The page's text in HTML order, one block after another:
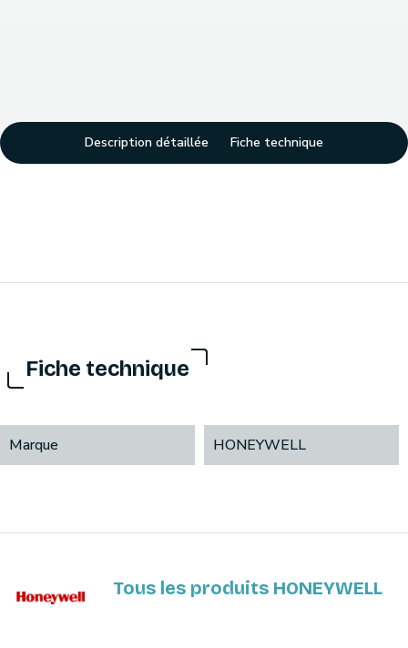
Description détaillée Fiche technique
Fiche technique
Marque HONEYWELL
Tous les produits HONEYWELL